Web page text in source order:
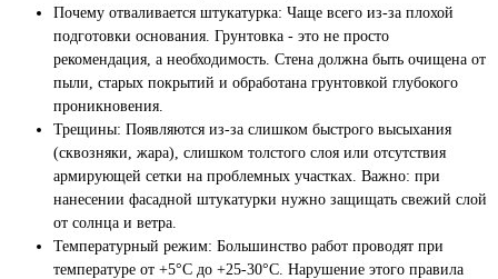
Почему отваливается штукатурка: Чаще всего из-за плохой
подготовки основания. Грунтовка - это не просто
рекомендация, а необходимость. Стена должна быть очищена от
пыли, старых покрытий и обработана грунтовкой глубокого
проникновения.
Трещины: Появляются из-за слишком быстрого высыхания
(сквозняки, жара), слишком толстого слоя или отсутствия
армирующей сетки на проблемных участках. Важно: при
нанесении фасадной штукатурки нужно защищать свежий слой
от солнца и ветра.
Температурный режим: Большинство работ проводят при
температуре от +5°C до +25-30°C. Нарушение этого правила